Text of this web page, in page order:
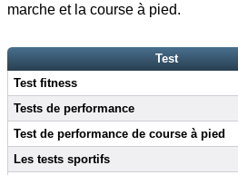
marche et la course à pied.
Test
Test fitness
Tests de performance
Test de performance de course à pied
Les tests sportifs